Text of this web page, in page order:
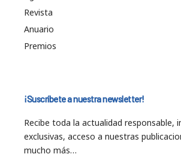
Revista
Anuario
Premios
¡Suscríbete a nuestra newsletter!
Recibe toda la actualidad responsable,
exclusivas, acceso a nuestras
mucho más…